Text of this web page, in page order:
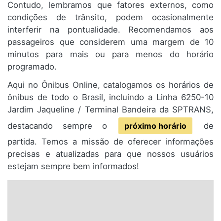
Contudo, lembramos que fatores externos, como
condições de trânsito, podem ocasionalmente
interferir na pontualidade. Recomendamos aos
passageiros que considerem uma margem de 10
minutos para mais ou para menos do horário
programado.
Aqui no Ônibus Online, catalogamos os horários de
ônibus de todo o Brasil, incluindo a Linha 6250-10
Jardim Jaqueline / Terminal Bandeira da SPTRANS,
destacando sempre o
próximo horário
de
partida. Temos a missão de oferecer informações
precisas e atualizadas para que nossos usuários
estejam sempre bem informados!